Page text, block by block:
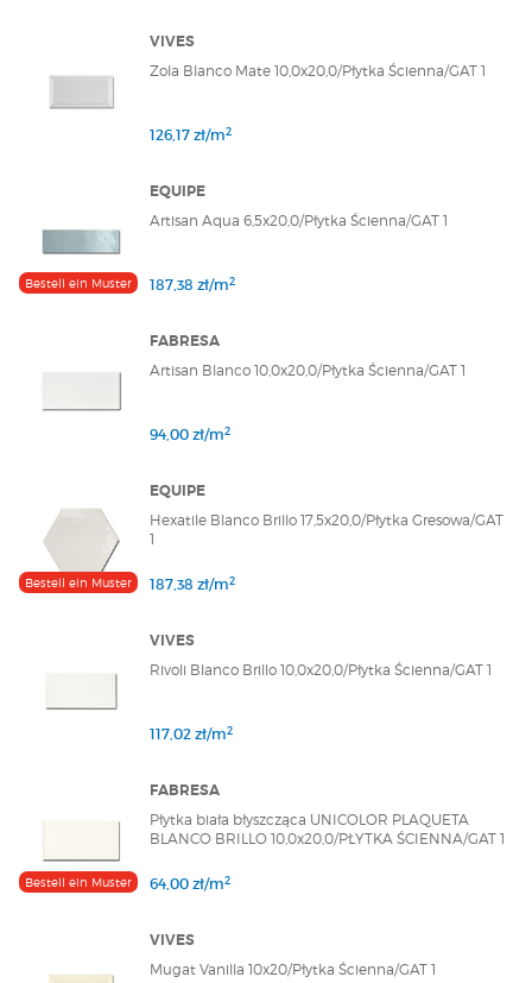
VIVES
Zola Blanco Mate 10,0x20,0/Płytka Ścienna/GAT 1
126,17 zł/m2
Bestell ein Muster
EQUIPE
Artisan Aqua 6,5x20,0/Płytka Ścienna/GAT 1
187,38 zł/m2
FABRESA
Artisan Blanco 10,0x20,0/Płytka Ścienna/GAT 1
94,00 zł/m2
Bestell ein Muster
EQUIPE
Hexatile Blanco Brillo 17,5x20,0/Płytka Gresowa/GAT
1
187,38 zł/m2
VIVES
Rivoli Blanco Brillo 10,0x20,0/Płytka Ścienna/GAT 1
117,02 zł/m2
Bestell ein Muster
FABRESA
Płytka biała błyszcząca UNICOLOR PLAQUETA
BLANCO BRILLO 10,0x20,0/PŁYTKA ŚCIENNA/GAT 1
64,00 zł/m2
VIVES
Mugat Vanilla 10x20/Płytka Ścienna/GAT 1